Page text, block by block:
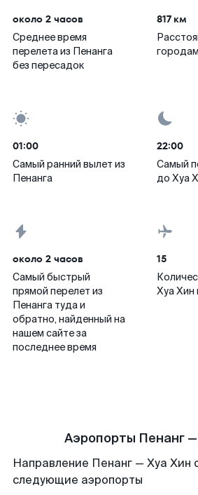
около 2 часов
Среднее время
перелета из Пенанга
без пересадок
817 км
01:00
Самый ранний вылет из
Пенанга
22:00
Самый
до Хуа
около 2 часов
Самый быстрый
прямой перелет из
Пенанга туда и
обратно, найденный на
нашем сайте за
последнее время
15
Хуа Хин
Аэропорты Пенанг
Направление Пенанг — Хуа Хин
следующие аэропорты